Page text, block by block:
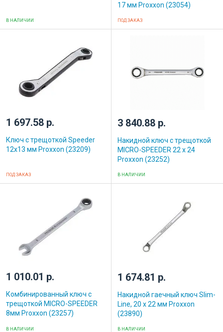
В НАЛИЧИИ
17 мм Proxxon (23054)
ПОД ЗАКАЗ
1 697.58 р.
Ключ с трещоткой Speeder
12x13 мм Proxxon (23209)
ПОД ЗАКАЗ
3 840.88 р.
Накидной ключ с трещоткой
MICRO-SPEEDER 22 x 24
Proxxon (23252)
В НАЛИЧИИ
1 010.01 р.
Комбинированный ключ с
трещоткой MICRO-SPEEDER
8мм Proxxon (23257)
В НАЛИЧИИ
1 674.81 р.
Накидной гаечный ключ Slim-
Line, 20 x 22 мм Proxxon
(23890)
В НАЛИЧИИ